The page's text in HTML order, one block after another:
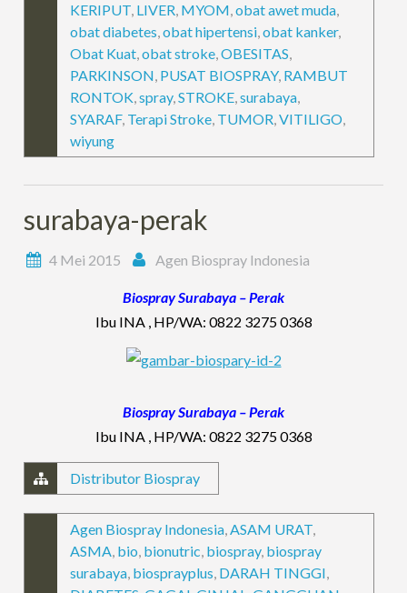
KERIPUT, LIVER, MYOM,obat awet muda,
obat diabetes,obat hipertensi,obat kanker,
Obat Kuat,obat stroke,OBESITAS,
PARKINSON, PUSAT BIOSPRAY, RAMBUT
RONTOK,spray,STROKE,surabaya,
SYARAF, Terapi Stroke, TUMOR,VITILIGO,
wiyung
surabaya-perak
4 Mei 2015 Agen Biospray Indonesia
Biospray Surabaya – Perak
Ibu INA , HP/WA: 0822 3275 0368
Biospray Surabaya – Perak
Ibu INA , HP/WA: 0822 3275 0368
Distributor Biospray
Agen Biospray Indonesia,ASAM URAT,
ASMA, bio, bionutric, biospray, biospray
surabaya, biosprayplus, DARAH TINGGI,